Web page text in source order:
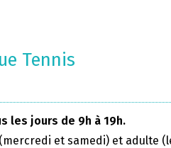
Tennis
les jours de 9h à 19h.
et samedi) et adulte